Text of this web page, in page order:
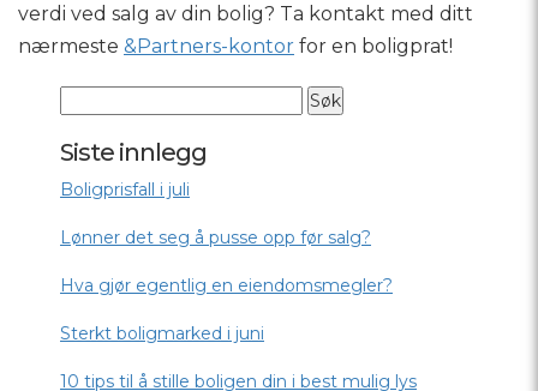
verdi ved salg av din bolig? Ta kontakt med ditt
nærmeste &Partners-kontor for en boligprat!
Siste innlegg
Boligprisfall i juli
Lønner det seg å pusse opp før salg?
Hva gjør egentlig en eiendomsmegler?
Sterkt boligmarked i juni
10 tips til å stille boligen din i best mulig lys